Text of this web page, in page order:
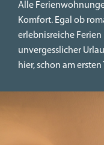
Alle
Komfort. Egal ob
erlebnisreiche Ferien
unvergesslicher
hier, schon am ersten